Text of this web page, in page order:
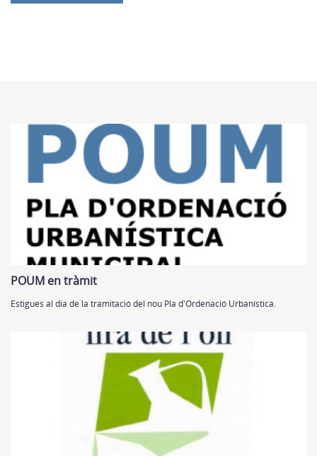
POUM en tràmit
Estigues al dia de la tramitació del nou Pla d'Ordenació Urbanística.